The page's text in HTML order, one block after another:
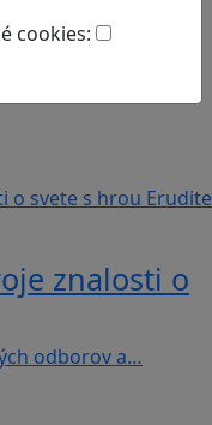
cookies:
znalosti o
odborov a…